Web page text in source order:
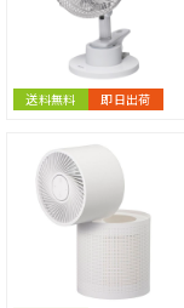
送料無料 即日出荷